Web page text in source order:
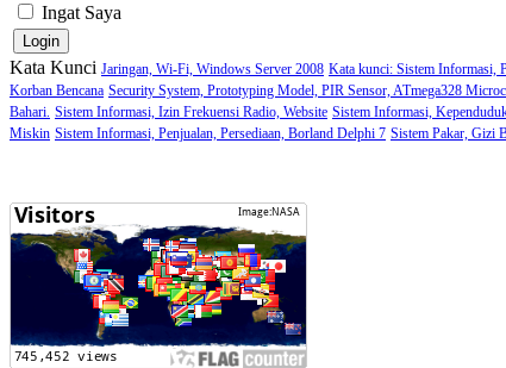
Ingat Saya
Kata Kunci Jaringan, Wi-Fi, Windows Server 2008 Kata kunci: Sistem Informasi,
Korban Bencana Security System, Prototyping Model, PIR Sensor, ATmega328
Bahari. Sistem Informasi, Izin Frekuensi Radio, Website Sistem Informasi,
Miskin Sistem Informasi, Penjualan, Persediaan, Borland Delphi 7 Sistem Pakar, Gizi